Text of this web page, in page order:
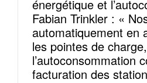
énergétique et
Fabian Trinkler : «
automatiquement en
les pointes de
l’autoconsommation
facturation des